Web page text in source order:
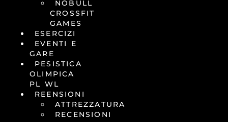
NOBULL
CROSSFIT
GAMES
ESERCIZI
EVENTI E
GARE
PESISTICA
OLIMPICA
PL WL
REENSIONI
ATTREZZATURA
RECENSIONI